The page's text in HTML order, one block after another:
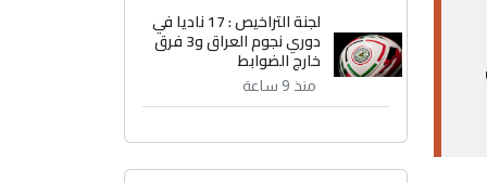
لجنة التراخيص : 17 ناديا في
دوري نجوم العراق و3 فرق
خارج الضوابط
منذ 9 ساعة